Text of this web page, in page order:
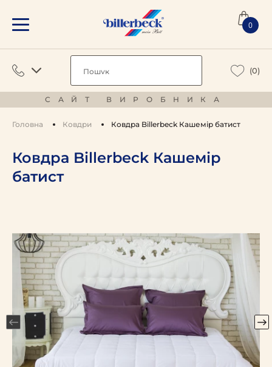
0
(0)
САЙТ ВИРОБНИКА
Головна Ковдри Ковдра Billerbeck Кашемір батист
Ковдра Billerbeck Кашемір
батист